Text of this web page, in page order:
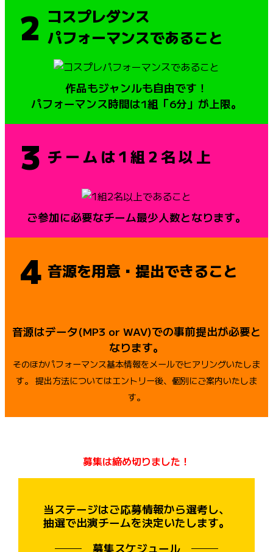
2 コスプレダンス
パフォーマンスであること
作品もジャンルも自由です！
パフォーマンス時間は1組「6分」が上限。
3 チームは1組2名以上
ご参加に必要なチーム最少人数となります。
4 音源を用意・提出できること
音源はデータ(MP3 or WAV)での事前提出が必要と
なります。
そのほかパフォーマンス基本情報をメールでヒアリングいたしま
す。 提出方法についてはエントリー後、個別にご案内いたしま
す。
募集は締め切りました！
当ステージはご応募情報から選考し、
抽選で出演チームを決定いたします。
募集スケジュール